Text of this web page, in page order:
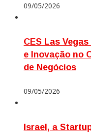
09/05/2026
CES Las
e Inovação no
de Negócios
09/05/2026
Israel, a